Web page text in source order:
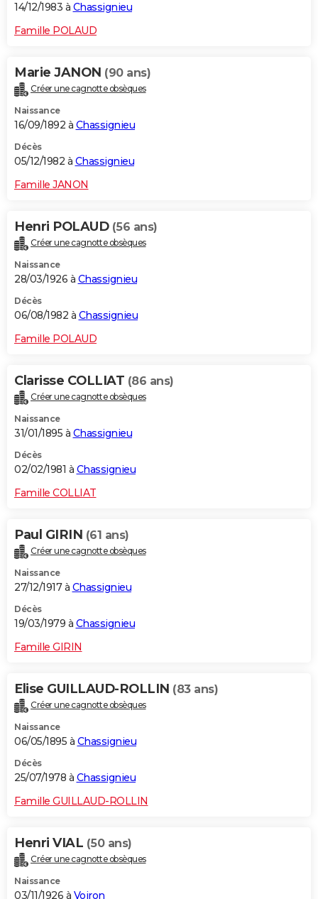
14/12/1983 à Chassignieu
Famille POLAUD
Marie JANON (90 ans)
Créer une cagnotte obsèques
Naissance
16/09/1892 à Chassignieu
Décès
05/12/1982 à Chassignieu
Famille JANON
Henri POLAUD (56 ans)
Créer une cagnotte obsèques
Naissance
28/03/1926 à Chassignieu
Décès
06/08/1982 à Chassignieu
Famille POLAUD
Clarisse COLLIAT (86 ans)
Créer une cagnotte obsèques
Naissance
31/01/1895 à Chassignieu
Décès
02/02/1981 à Chassignieu
Famille COLLIAT
Paul GIRIN (61 ans)
Créer une cagnotte obsèques
Naissance
27/12/1917 à Chassignieu
Décès
19/03/1979 à Chassignieu
Famille GIRIN
Elise GUILLAUD-ROLLIN (83 ans)
Créer une cagnotte obsèques
Naissance
06/05/1895 à Chassignieu
Décès
25/07/1978 à Chassignieu
Famille GUILLAUD-ROLLIN
Henri VIAL (50 ans)
Créer une cagnotte obsèques
Naissance
03/11/1926 à Voiron